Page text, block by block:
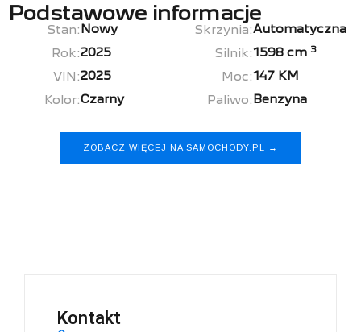
Podstawowe informacje
Stan:
Rok:
VIN:
Kolor:
Nowy
2025
2025
Czarny
Skrzynia:
Silnik:
Moc:
Paliwo:
Automatyczna
1598 cm 3
147 KM
Benzyna
ZOBACZ WIĘCEJ NA SAMOCHODY.PL →
Kontakt